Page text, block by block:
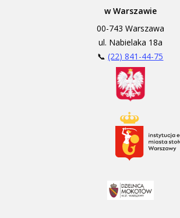
w Warszawie
00-743 Warszawa
ul. Nabielaka 18a
📞(22) 841-44-75